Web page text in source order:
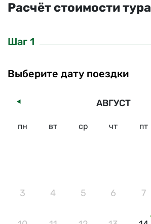
Расчёт стоимости тура
Шаг 1
Выберите дату поездки
АВГУСТ
пн вт ср чт пт
3 4 5 6 7